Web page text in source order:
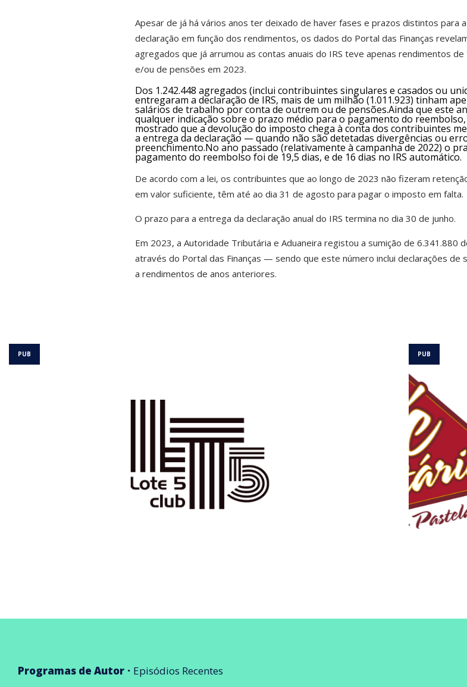
Apesar de já há vários anos ter deixado de haver fases e prazos distintos para
declaração em função dos rendimentos, os dados do Portal das Finanças
agregados que já arrumou as contas anuais do IRS teve apenas rendimentos
e/ou de pensões em 2023.
Dos 1.242.448 agregados (inclui contribuintes singulares e casados ou
entregaram a declaração de IRS, mais de um milhão (1.011.923) tinham
salários de trabalho por conta de outrem ou de pensões.Ainda que este
qualquer indicação sobre o prazo médio para o pagamento do
mostrado que a devolução do imposto chega à conta dos contribuintes
a entrega da declaração — quando não são detetadas divergências ou
preenchimento.No ano passado (relativamente à campanha de 2022) o
pagamento do reembolso foi de 19,5 dias, e de 16 dias no IRS automático.
De acordo com a lei, os contribuintes que ao longo de 2023 não fizeram
em valor suficiente, têm até ao dia 31 de agosto para pagar o imposto em falta.
O prazo para a entrega da declaração anual do IRS termina no dia 30 de junho.
Em 2023, a Autoridade Tributária e Aduaneira registou a sumição de 6.341.880
através do Portal das Finanças — sendo que este número inclui declarações de
a rendimentos de anos anteriores.
Programas de Autor Episódios Recentes